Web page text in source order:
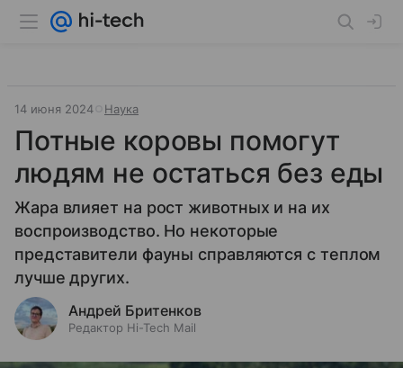
14 июня 2024 Наука
Потные коровы помогут
людям не остаться без еды
Жара влияет на рост животных и на их
воспроизводство. Но некоторые
представители фауны справляются с теплом
лучше других.
Андрей Бритенков
Редактор Hi-Tech Mail